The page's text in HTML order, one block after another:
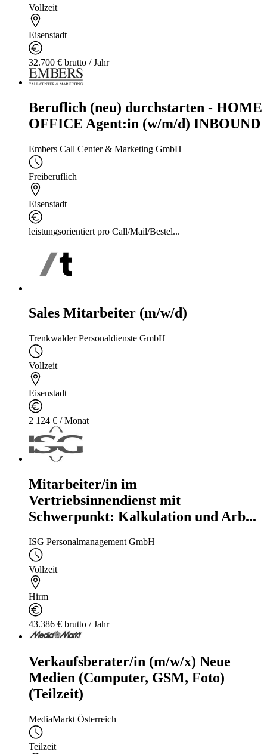
Vollzeit
Eisenstadt
32.700 € brutto / Jahr
Beruflich (neu) durchstarten - HOME
OFFICE Agent:in (w/m/d) INBOUND
Embers Call Center & Marketing GmbH
Freiberuflich
Eisenstadt
leistungsorientiert pro Call/Mail/Bestel...
Sales Mitarbeiter (m/w/d)
Trenkwalder Personaldienste GmbH
Vollzeit
Eisenstadt
2 124 € / Monat
Mitarbeiter/in im
Vertriebsinnendienst mit
Schwerpunkt: Kalkulation und Arb...
ISG Personalmanagement GmbH
Vollzeit
Hirm
43.386 € brutto / Jahr
Verkaufsberater/in (m/w/x) Neue
Medien (Computer, GSM, Foto)
(Teilzeit)
MediaMarkt Österreich
Teilzeit